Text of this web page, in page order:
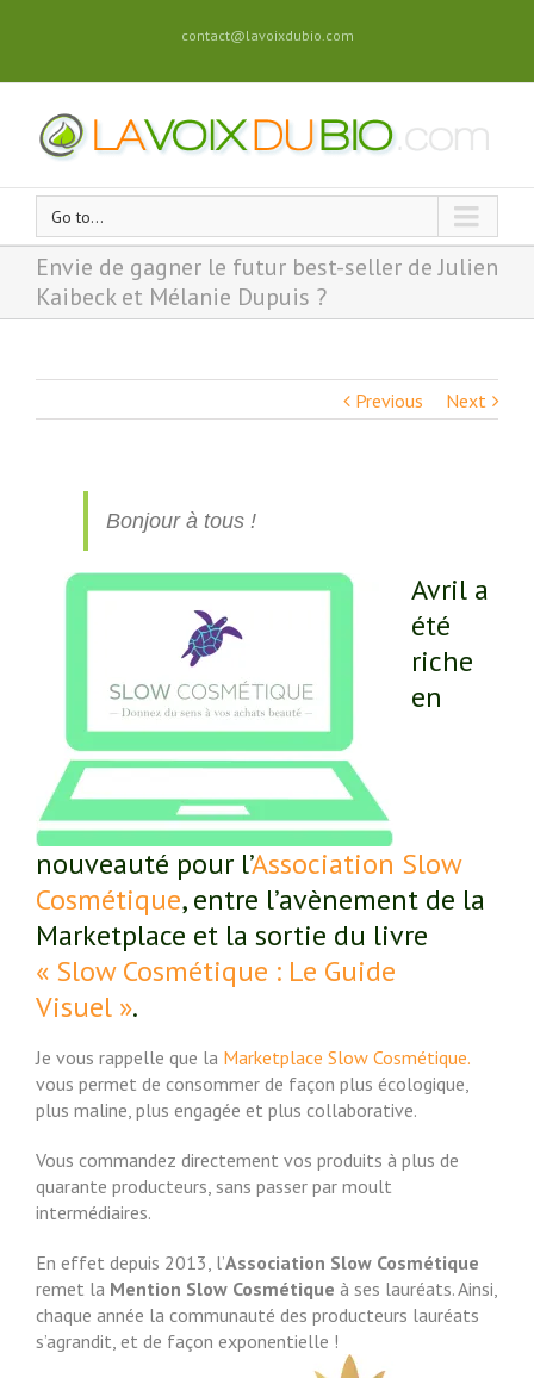
contact@lavoixdubio.com
Go to...
Envie de gagner le futur best-seller de Julien
Kaibeck et Mélanie Dupuis ?
Previous Next
Bonjour à tous !
Avril a
été
riche
en
nouveauté pour l’Association Slow
Cosmétique, entre l’avènement de la
Marketplace et la sortie du livre
« Slow Cosmétique : Le Guide
Visuel ».
Je vous rappelle que la Marketplace Slow Cosmétique.
vous permet de consommer de façon plus écologique,
plus maline, plus engagée et plus collaborative.
Vous commandez directement vos produits à plus de
quarante producteurs, sans passer par moult
intermédiaires.
En effet depuis 2013, l’Association Slow Cosmétique
remet la Mention Slow Cosmétique à ses lauréats. Ainsi,
chaque année la communauté des producteurs lauréats
s’agrandit, et de façon exponentielle !